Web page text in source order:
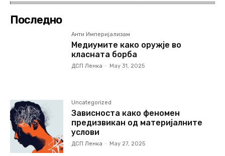
Последно
Анти Империјализам
Медиумите како оружје во
класната борба
ДСП Ленка - May 31, 2025
Uncategorized
Зависноста како феномен
предизвикан од материјалните
услови
ДСП Ленка - May 27, 2025